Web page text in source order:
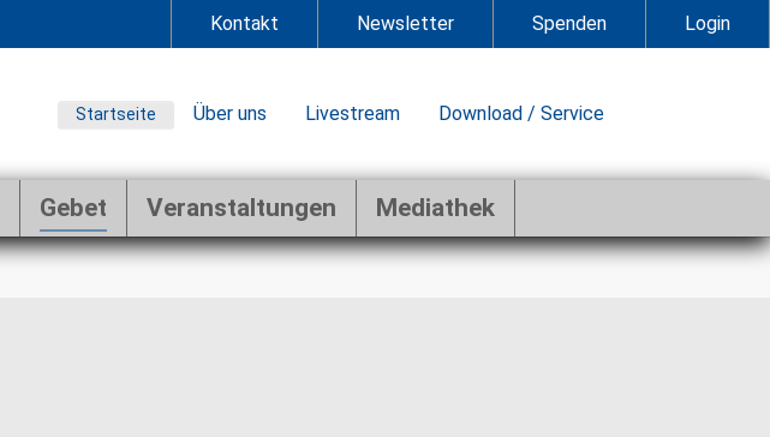
Kontakt Newsletter Spenden Login
Startseite Über uns Livestream Download / Service
Gebet Veranstaltungen Mediathek